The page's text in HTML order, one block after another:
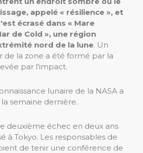
appelé « résilience », et
écrasé dans « Mare
de Cold », une région
nord de la lune. Un
de la zone a été formé par la
par l'impact.
lunaire de la NASA a
semaine dernière.
deuxième échec en deux ans
à Tokyo. Les responsables de
de tenir une conférence de